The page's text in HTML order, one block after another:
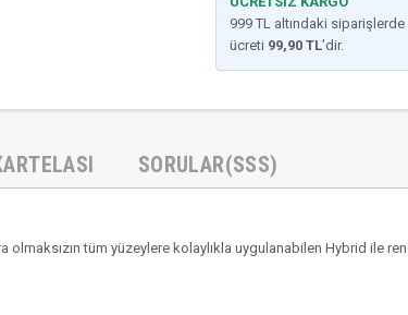
999 TL altındaki
ücreti 99,90 TL’dir.
SORULAR(SSS)
olmaksızın tüm yüzeylere kolaylıkla uygulanabilen Hybrid ile